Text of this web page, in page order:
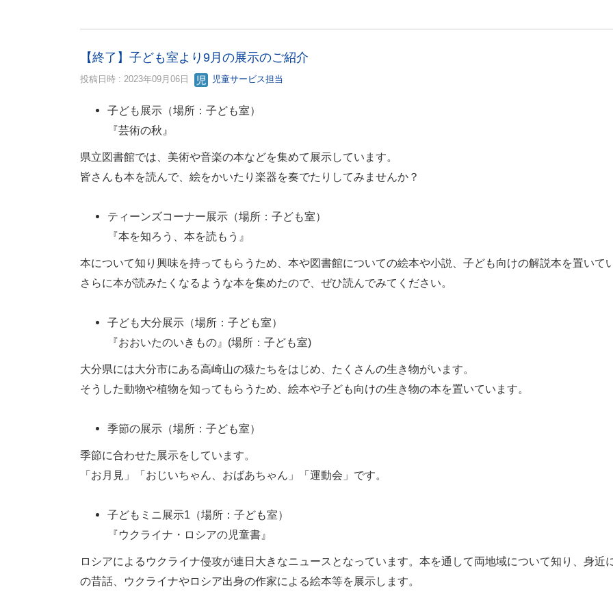
【終了】子ども室より9月の展示のご紹介
投稿日時 : 2023年09月06日 児童サービス担当
子ども展示（場所：子ども室）
『芸術の秋』
県立図書館では、美術や音楽の本などを集めて展示しています。
皆さんも本を読んで、絵をかいたり楽器を奏でたりしてみませんか？
ティーンズコーナー展示（場所：子ども室）
『本を知ろう、本を読もう』
本について知り興味を持ってもらうため、本や図書館についての絵本や小説、子ども向けの解説本を置いて
さらに本が読みたくなるような本を集めたので、ぜひ読んでみてください。
子ども大分展示（場所：子ども室）
『おおいたのいきもの』(場所：子ども室)
大分県には大分市にある高崎山の猿たちをはじめ、たくさんの生き物がいます。
そうした動物や植物を知ってもらうため、絵本や子ども向けの生き物の本を置いています。
季節の展示（場所：子ども室）
季節に合わせた展示をしています。
「お月見」「おじいちゃん、おばあちゃん」「運動会」です。
子どもミニ展示1（場所：子ども室）
『ウクライナ・ロシアの児童書』
ロシアによるウクライナ侵攻が連日大きなニュースとなっています。本を通して両地域について知り、身
の昔話、ウクライナやロシア出身の作家による絵本等を展示します。